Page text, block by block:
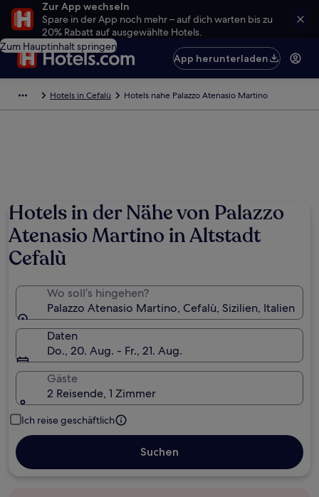
Zur App wechseln
Spare in der App noch mehr – auf dich warten bis zu
20% Rabatt auf ausgewählte Hotels.
Zum Hauptinhalt springen
App herunterladen
Hotels in Cefalù Hotels nahe Palazzo Atenasio Martino
Hotels in der Nähe von Palazzo
Atenasio Martino in Altstadt
Cefalù
Wo soll’s hingehen?
Palazzo Atenasio Martino, Cefalù, Sizilien, Italien
Daten
Do., 20. Aug. - Fr., 21. Aug.
Gäste
2 Reisende, 1 Zimmer
Ich reise geschäftlich
Suchen